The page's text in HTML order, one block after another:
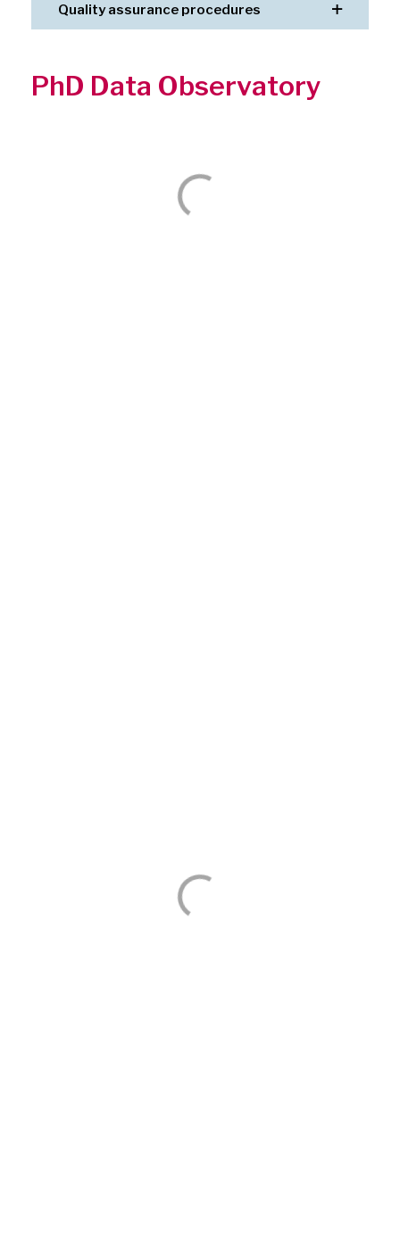
Quality assurance procedures
PhD Data Observatory